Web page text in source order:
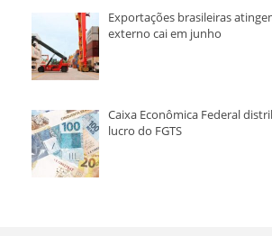
Exportações brasileiras
externo cai em junho
Caixa Econômica Federal
lucro do FGTS